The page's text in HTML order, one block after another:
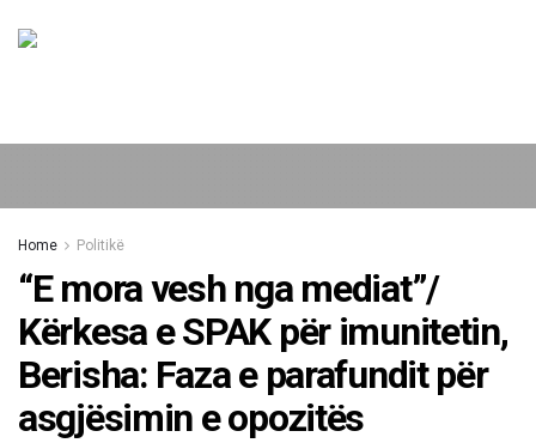
Home Politikë
“E mora vesh nga mediat”/
Kërkesa e SPAK për imunitetin,
Berisha: Faza e parafundit për
asgjësimin e opozitës